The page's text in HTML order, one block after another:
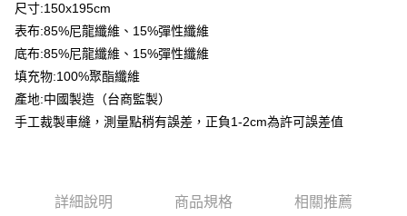
AFTEE先享後付是「在收到商品之後才付款」的支付方式。 讓您購物簡單
便利好安心！
１．簡單：不需註冊會員、不需綁卡、不需儲值。
２．便利：只要手機號碼，簡訊認證，即可結帳。
３．安心：先確認商品／服務後，再付款。
１．於結帳方式選擇「AFTEE先享後付」後，將跳轉至「AFTEE先享後付」
ATM／網路銀行／等多元方式進行付款，方視為交易完成。
※ 請注意：結帳手續完成當下不需立刻繳費，但若您需要取消訂單，請聯絡
ATM付款
運送方式
全家取貨付款
免運費
7-11取貨付款
尺寸:150x195cm
表布:85%尼龍纖維、15%彈性纖維
底布:85%尼龍纖維、15%彈性纖維
填充物:100%聚酯纖維
產地:中國製造（台商監製）
手工裁製車縫，測量點稍有誤差，正負1-2cm為許可誤差值
詳細說明 商品規格 相關推薦